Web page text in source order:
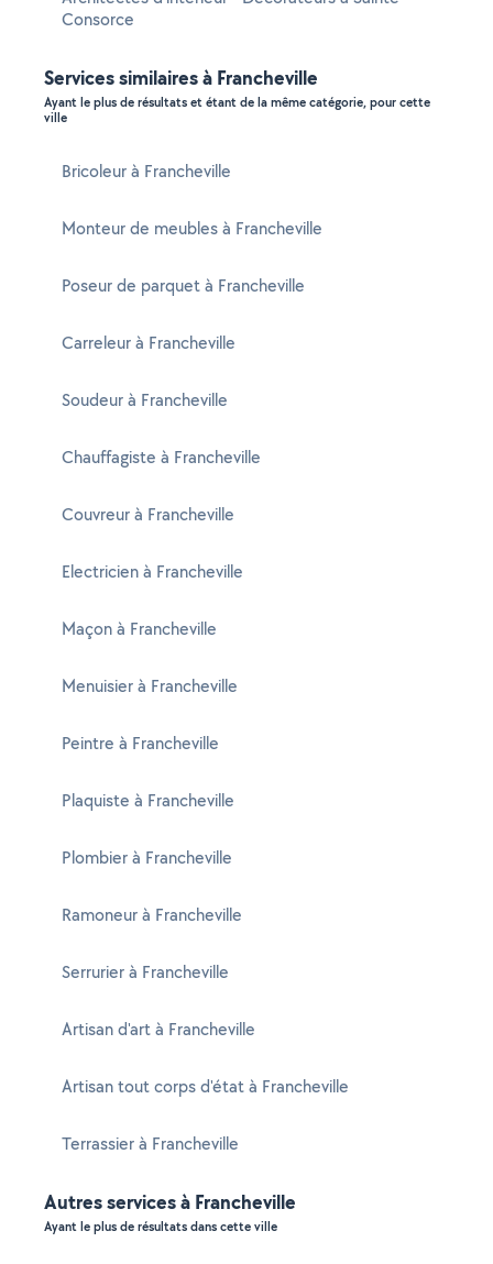
Consorce
Services similaires à Francheville
Ayant le plus de résultats et étant de la même catégorie, pour cette
ville
Bricoleur à Francheville
Monteur de meubles à Francheville
Poseur de parquet à Francheville
Carreleur à Francheville
Soudeur à Francheville
Chauffagiste à Francheville
Couvreur à Francheville
Electricien à Francheville
Maçon à Francheville
Menuisier à Francheville
Peintre à Francheville
Plaquiste à Francheville
Plombier à Francheville
Ramoneur à Francheville
Serrurier à Francheville
Artisan d'art à Francheville
Artisan tout corps d'état à Francheville
Terrassier à Francheville
Autres services à Francheville
Ayant le plus de résultats dans cette ville